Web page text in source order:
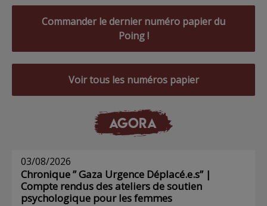
Commander le dernier numéro papier du
Poing !
Voir tous les numéros papier
AGORA
03/08/2026
Chronique ” Gaza Urgence Déplacé.e.s” |
Compte rendus des ateliers de soutien
psychologique pour les femmes